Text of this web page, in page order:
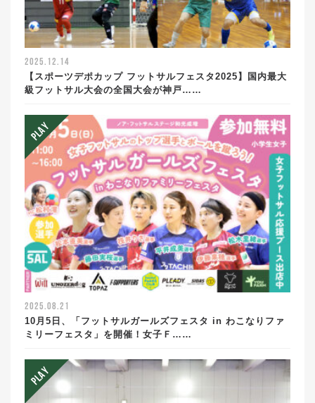
2025.12.14
【スポーツデポカップ フットサルフェスタ2025】国内最大
級フットサル大会の全国大会が神戸……
2025.08.21
10月5日、「フットサルガールズフェスタ in わこなりファ
ミリーフェスタ」を開催！女子Ｆ……